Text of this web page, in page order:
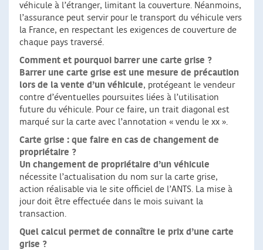
véhicule à l’étranger, limitant la couverture. Néanmoins,
l’assurance peut servir pour le transport du véhicule vers
la France, en respectant les exigences de couverture de
chaque pays traversé.
Comment et pourquoi barrer une carte grise ?
Barrer une carte grise est une mesure de précaution
lors de la vente d’un véhicule, protégeant le vendeur
contre d’éventuelles poursuites liées à l’utilisation
future du véhicule. Pour ce faire, un trait diagonal est
marqué sur la carte avec l’annotation « vendu le xx ».
Carte grise : que faire en cas de changement de
propriétaire ?
Un changement de propriétaire d’un véhicule
nécessite l’actualisation du nom sur la carte grise,
action réalisable via le site officiel de l’ANTS. La mise à
jour doit être effectuée dans le mois suivant la
transaction.
Quel calcul permet de connaître le prix d’une carte
grise ?